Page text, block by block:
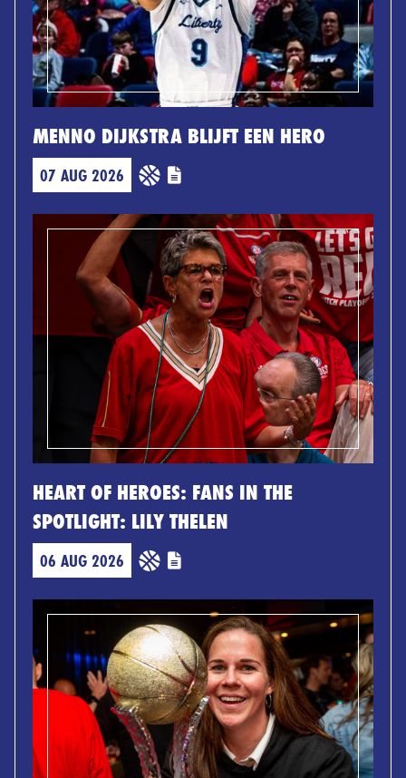
MENNO DIJKSTRA BLIJFT EEN HERO
07 AUG 2026
HEART OF HEROES: FANS IN THE
SPOTLIGHT: LILY THELEN
06 AUG 2026